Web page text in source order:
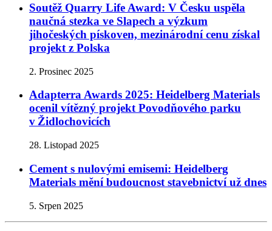
Soutěž Quarry Life Award: V Česku uspěla
naučná stezka ve Slapech a výzkum
jihočeských pískoven, mezinárodní cenu získal
projekt z Polska
2. Prosinec 2025
Adapterra Awards 2025: Heidelberg Materials
ocenil vítězný projekt Povodňového parku
v Židlochovicích
28. Listopad 2025
Cement s nulovými emisemi: Heidelberg
Materials mění budoucnost stavebnictví už dnes
5. Srpen 2025